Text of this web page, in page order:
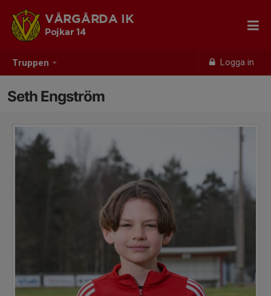
Truppen Logga in
VÅRGÅRDA IK
Pojkar 14
Seth Engström